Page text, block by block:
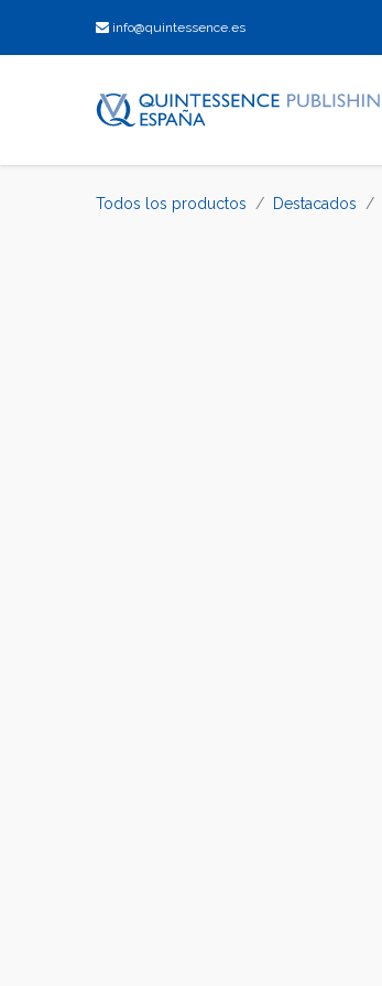
info@quintessence.es
Todos los productos Destacados